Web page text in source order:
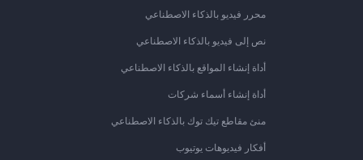
محرر فيديو بالذكاء الاصطناعي
نص إلى فيديو بالذكاء الاصطناعي
أداة إنشاء المواقع بالذكاء الاصطناعي
أداة إنشاء أسماء شركات
منئ مقاطع تيك توك بالذكاء الاصطناعي
أفكار فيديوهات يوتيوب